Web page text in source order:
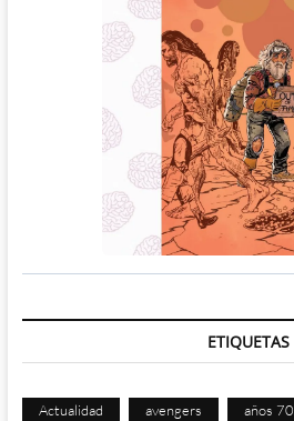
ETIQUETAS
Actualidad avengers años 70